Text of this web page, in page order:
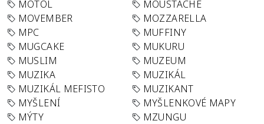
MOTOL
MOUSTACHE
MOVEMBER
MOZZARELLA
MPC
MUFFINY
MUGCAKE
MUKURU
MUSLIM
MUZEUM
MUZIKA
MUZIKÁL
MUZIKÁL MEFISTO
MUZIKANT
MYŠLENÍ
MYŠLENKOVÉ MAPY
MÝTY
MZUNGU